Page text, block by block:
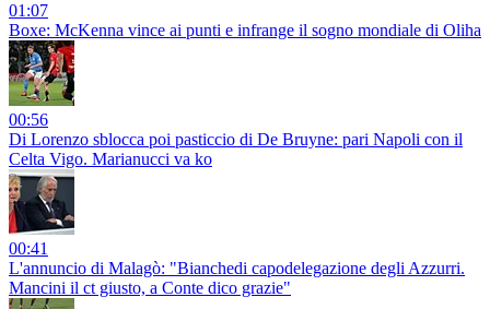
01:07
Boxe: McKenna vince ai punti e infrange il sogno mondiale di Oliha
00:56
Di Lorenzo sblocca poi pasticcio di De Bruyne: pari Napoli con il
Celta Vigo. Marianucci va ko
00:41
L'annuncio di Malagò: "Bianchedi capodelegazione degli Azzurri.
Mancini il ct giusto, a Conte dico grazie"